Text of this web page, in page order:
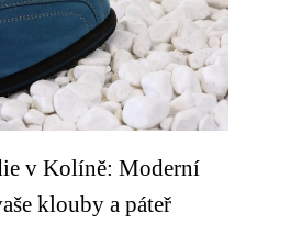
v Kolíně: Moderní
klouby a páteř